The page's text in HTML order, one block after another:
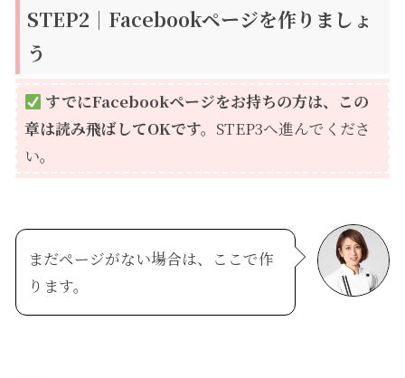
STEP2｜Facebookページを作りましょ
う
すでにFacebookページをお持ちの方は、この
章は読み飛ばしてOKです。 STEP3へ進んでくださ
い。
まだページがない場合は、ここで作
ります。